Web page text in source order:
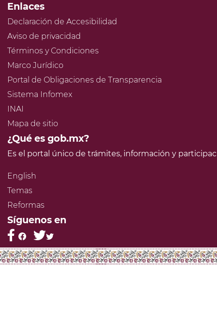
Enlaces
Declaración de Accesibilidad
Aviso de privacidad
Términos y Condiciones
Marco Jurídico
Portal de Obligaciones de Transparencia
Sistema Infomex
INAI
Mapa de sitio
¿Qué es gob.mx?
Es el portal único de trámites, información y
English
Temas
Reformas
Síguenos en